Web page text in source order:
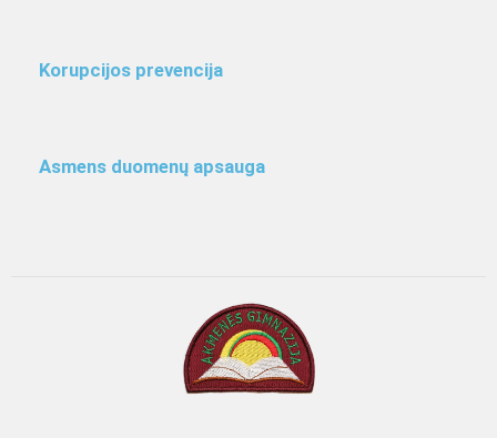
Korupcijos prevencija
Asmens duomenų apsauga